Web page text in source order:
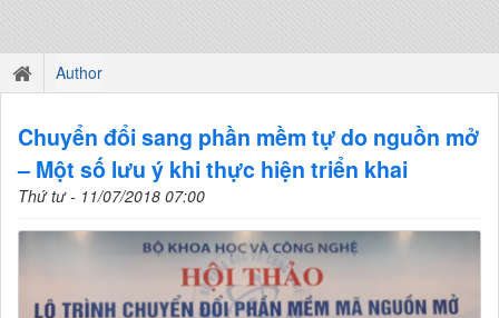
Author
Chuyển đổi sang phần mềm tự do nguồn mở
– Một số lưu ý khi thực hiện triển khai
Thứ tư - 11/07/2018 07:00